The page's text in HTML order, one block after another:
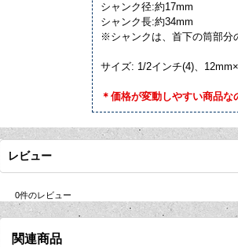
シャンク径:約17mm
シャンク長:約34mm
※シャンクは、首下の筒部分
サイズ: 1/2インチ(4)、
＊価格が変動しやすい商品
レビュー
0件のレビュー
関連商品